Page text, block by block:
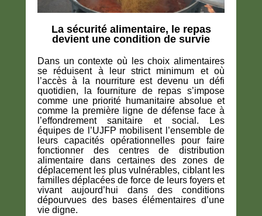
La sécurité alimentaire, le repas
devient une condition de survie
Dans un contexte où les choix alimentaires
se réduisent à leur strict minimum et où
l’accès à la nourriture est devenu un défi
quotidien, la fourniture de repas s’impose
comme une priorité humanitaire absolue et
comme la première ligne de défense face à
l’effondrement sanitaire et social. Les
équipes de l’UJFP mobilisent l’ensemble de
leurs capacités opérationnelles pour faire
fonctionner des centres de distribution
alimentaire dans certaines des zones de
déplacement les plus vulnérables, ciblant les
familles déplacées de force de leurs foyers et
vivant aujourd’hui dans des conditions
dépourvues des bases élémentaires d’une
vie digne.